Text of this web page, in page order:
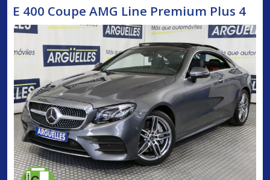
E 400 Coupe AMG Line Premium Plus 4